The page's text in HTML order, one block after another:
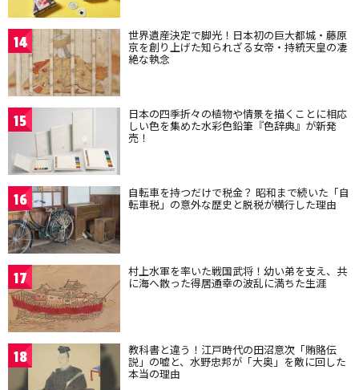
14 世界遺産決定で脚光！日本初の巨大都城・藤原
京を創り上げた知られざる女帝・持統天皇の凄
絶な執念
15 日本の四季折々の植物や情景を描くことに相応
しい色を集めた水彩色鉛筆『色辞典』が新発
売！
16 自転車を持つだけで税金？ 昭和まで続いた「自
転車税」の意外な歴史と脱税が横行した理由
17 村上水軍を率いた戦国武将！幼い弟を支え、共
に海へ散った得居通幸の波乱に満ちた生涯
18 教科書と違う！江戸時代の田沼意次「賄賂伝
説」の嘘と、水野忠邦が「大奥」を敵に回した
本当の理由